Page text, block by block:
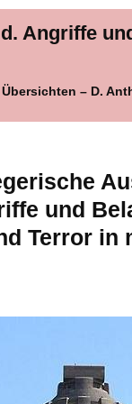
d. Angriffe
– D.
und
Terror in